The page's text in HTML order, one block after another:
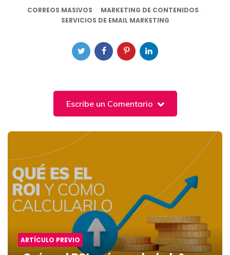
CORREOS MASIVOS
MARKETING DE CONTENIDOS
SERVICIOS DE EMAIL MARKETING
Escribe un Comentario
Post
navigation
ARTÍCULO PREVIO